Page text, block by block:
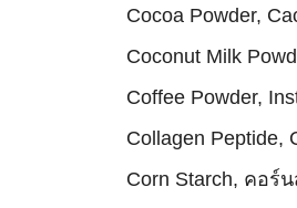
Cocoa Powder,
Coconut Milk
Coffee Powder,
Collagen Peptide,
Corn Starch, คอร์